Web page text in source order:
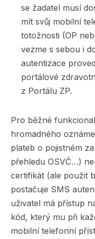
se žadatel musí
mít svůj mobilní
totožnosti (OP
vezme s sebou i
autentizace
portálové
z Portálu ZP.
Pro běžné
hromadného
plateb o pojistném
přehledu OSVČ…)
certifikát (ale použit
postačuje SMS
uživatel má přístup
kód, který mu při
mobilní telefonní